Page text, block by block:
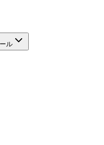
ル